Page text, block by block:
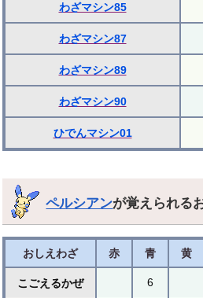
わざマシン85
わざマシン87
わざマシン89
わざマシン90
ひでんマシン01
ペルシアンが覚えられる
おしえわざ 赤 青 黄
こごえるかぜ 6